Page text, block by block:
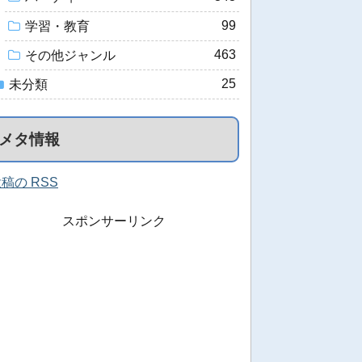
学習・教育 99
その他ジャンル 463
未分類 25
タ情報
の RSS
スポンサーリンク